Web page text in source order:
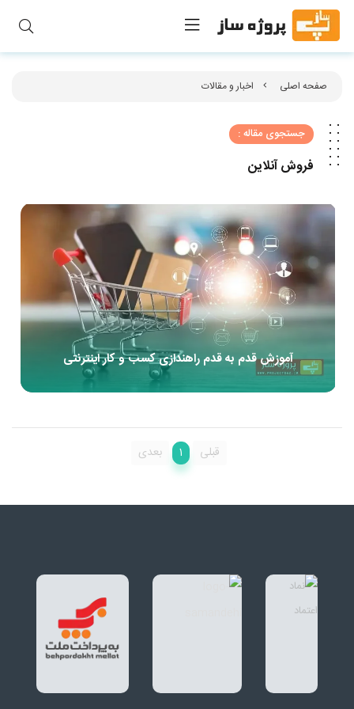
صفحه اصلی اخبار و مقالات
جستجوی مقاله :
فروش آنلاین
آموزش قدم به قدم راهندازی کسب و کار اینترنتی
1